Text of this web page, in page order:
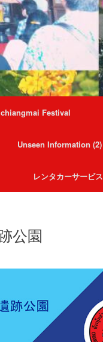
Festival
Unseen Information (2)
レンタカーサービス
公園